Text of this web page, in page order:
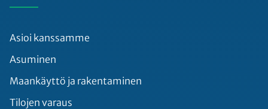
Asioi kanssamme
Asuminen
Maankäyttö ja rakentaminen
Tilojen varaus